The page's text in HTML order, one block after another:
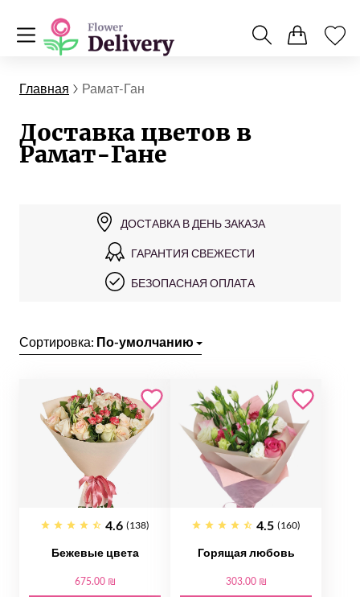
Главная Рамат-Ган
Доставка цветов в
Рамат-Гане
ДОСТАВКА В ДЕНЬ ЗАКАЗА
ГАРАНТИЯ СВЕЖЕСТИ
БЕЗОПАСНАЯ ОПЛАТА
Сортировка: По-умолчанию
4.6 (138)
Бежевые цвета
675.00 ₪
4.5 (160)
Горящая любовь
303.00 ₪